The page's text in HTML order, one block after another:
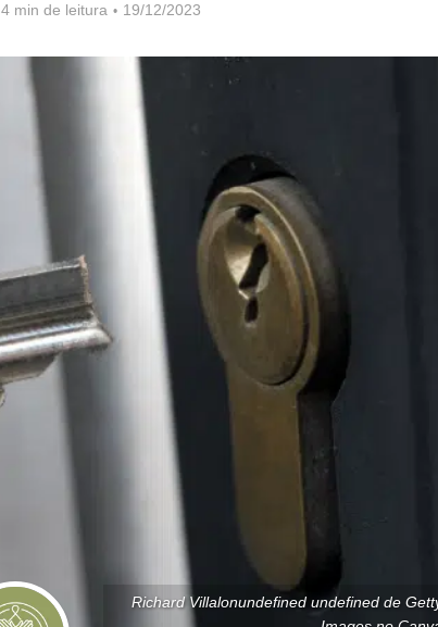
4 min de leitura 19/12/2023
Richard Villalonundefined undefined de